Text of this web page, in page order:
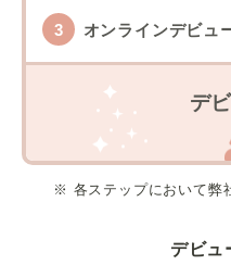
オンラインデビュ
デ
※ 各ステップにおいて弊
デビュ